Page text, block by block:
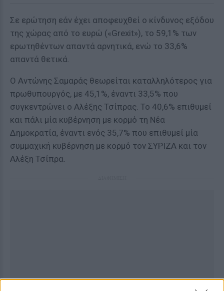
Σε ερώτηση εάν έχει αποφευχθεί ο κίνδυνος εξόδου
της χώρας από το ευρώ («Grexit»), το 59,1% των
ερωτηθέντων απαντά αρνητικά, ενώ το 33,6%
απαντά θετικά.
Ο Αντώνης Σαμαράς θεωρείται καταλληλότερος για
πρωθυπουργός, με 45,1%, έναντι 33,5% που
συγκεντρώνει ο Αλέξης Τσίπρας. Το 40,6% επιθυμεί
και πάλι μία κυβέρνηση με κορμό τη Νέα
Δημοκρατία, έναντι ενός 35,7% που επιθυμεί μία
συμμαχική κυβέρνηση με κορμό τον ΣΥΡΙΖΑ και τον
Αλέξη Τσίπρα.